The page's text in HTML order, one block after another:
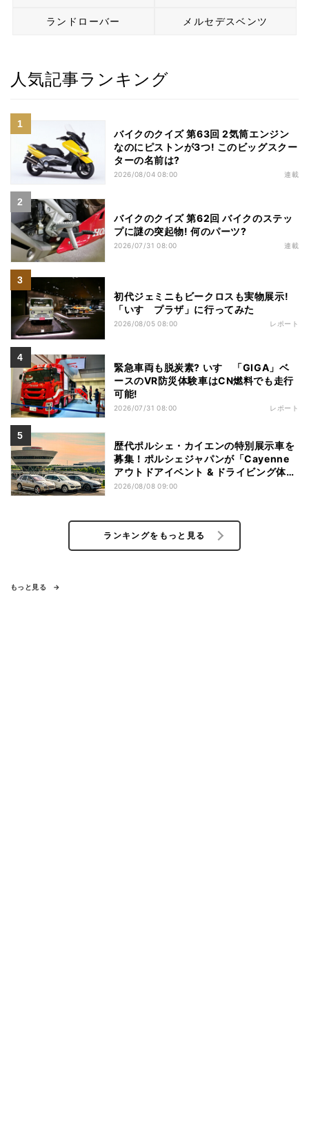
ランドローバー メルセデスベンツ
人気記事ランキング
バイクのクイズ 第63回 2気筒エンジン
なのにピストンが3つ! このビッグスクー
ターの名前は?
2026/08/04 08:00 連載
バイクのクイズ 第62回 バイクのステッ
プに謎の突起物! 何のパーツ?
2026/07/31 08:00 連載
初代ジェミニもビークロスも実物展示!
「いすゞプラザ」に行ってみた
2026/08/05 08:00 レポート
緊急車両も脱炭素? いすゞ「GIGA」ベ
ースのVR防災体験車はCN燃料でも走行
可能!
2026/07/31 08:00 レポート
歴代ポルシェ・カイエンの特別展示車を
募集！ポルシェジャパンが「Cayenne
アウトドアイベント & ドライビング体
験」を開催
2026/08/08 09:00
ランキングをもっと見る
もっと見る